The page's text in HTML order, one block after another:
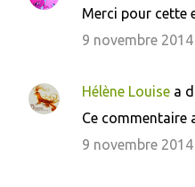
e
Merci pour cette
9 novembre
Hélène Louise a
Ce commentaire
9 novembre 2014